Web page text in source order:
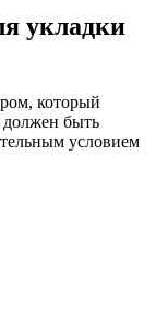
укладки
который
должен быть
условием